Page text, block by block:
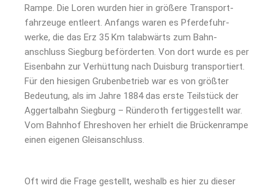
Rampe. Die Loren wurden hier in größere Transport­­
fahrzeuge entleert. Anfangs waren es Pferde­fuhr­
werke, die das Erz 35 Km talabwärts zum Bahn­
anschluss Siegburg beförderten. Von dort wurde es per
Eisenbahn zur Verhüttung nach Duisburg transportiert.
Für den hiesigen Gruben­betrieb war es von größter
Bedeutung, als im Jahre 1884 das erste Teilstück der
Aggertal­bahn Siegburg – Ründeroth fertiggestellt war.
Vom Bahnhof Ehreshoven her erhielt die Brückenrampe
einen eigenen Gleisanschluss.
Oft wird die Frage gestellt, weshalb es hier zu dieser